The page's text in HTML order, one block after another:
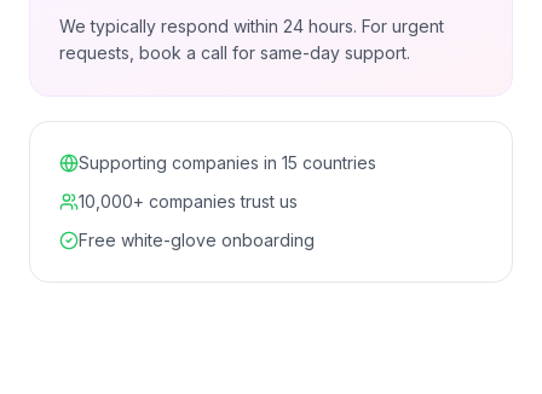
We typically respond within 24 hours. For urgent
requests, book a call for same-day support.
Supporting companies in 15 countries
10,000+ companies trust us
Free white-glove onboarding